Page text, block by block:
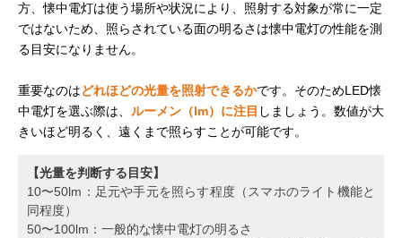
方、懐中電灯は使う場所や状況により、照射する対象が常に一定
ではないため、照らされている面の明るさは懐中電灯の性能を測
る目安になりません。
重要なのはどれほどの光量を照射できるかです。そのためLED懐
中電灯を選ぶ際は、 ルーメン（lm）に注目 しましょう。数値が大
きいほど明るく、遠くまで照らすことが可能です。
【光量を判断する目安】
10〜50lm：足元や手元を照らす程度（スマホのライト機能と
同程度）
50〜100lm：一般的な懐中電灯の明るさ